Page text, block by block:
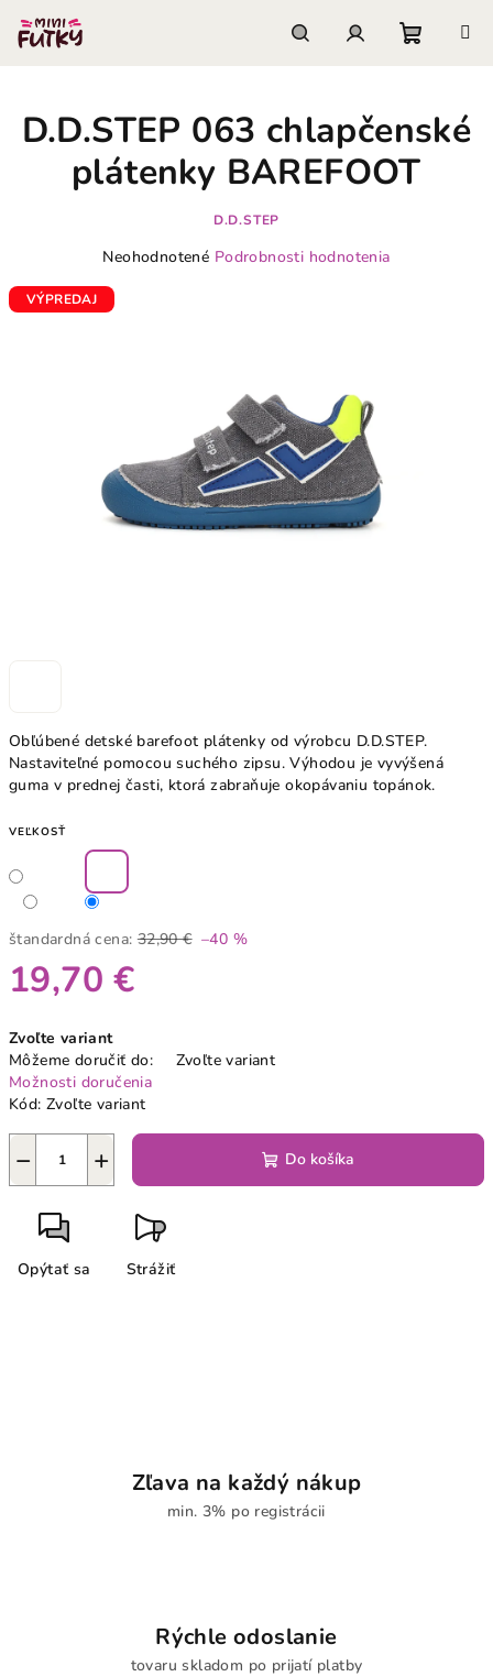
obsah
košík
Obľúbené detské barefoot plátenky od výrobcu D.D.STEP.
Nastaviteľné pomocou suchého zipsu. Výhodou je vyvýšená
guma v prednej časti, ktorá zabraňuje okopávaniu topánok.
VEĽKOSŤ
štandardná cena: 32,90 € –40 %
19,70 €
cena:
Zvoľte variant
Môžeme doručiť do:
Zvoľte variant
Možnosti doručenia
Kód: Zvoľte variant
+
− Do košíka
Opýtať sa Strážiť
D.D.STEP 063 chlapčenské
plátenky BAREFOOT
D.D.STEP
Priemerné
produktu
Neohodnotené Podrobnosti hodnotenia
VÝPREDAJ
Zľava na každý nákup
min. 3% po registrácii
Rýchle odoslanie
tovaru skladom po prijatí platby